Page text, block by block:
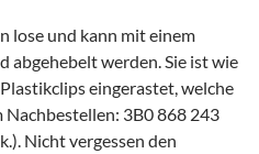
lose und kann mit einem
abgehebelt werden. Sie ist wie
eingerastet, welche
3B0 868 243
Nicht vergessen den